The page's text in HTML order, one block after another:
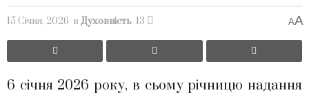
15 Січня, 2026 в Духовність 13 AA
6 січня 2026 року, в сьому річницю надання